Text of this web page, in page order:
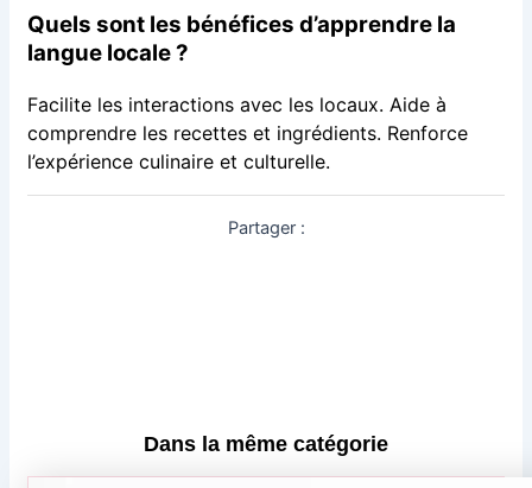
Quels sont les bénéfices d’apprendre la
langue locale ?
Facilite les interactions avec les locaux. Aide à
comprendre les recettes et ingrédients. Renforce
l’expérience culinaire et culturelle.
Partager :
Dans la même catégorie